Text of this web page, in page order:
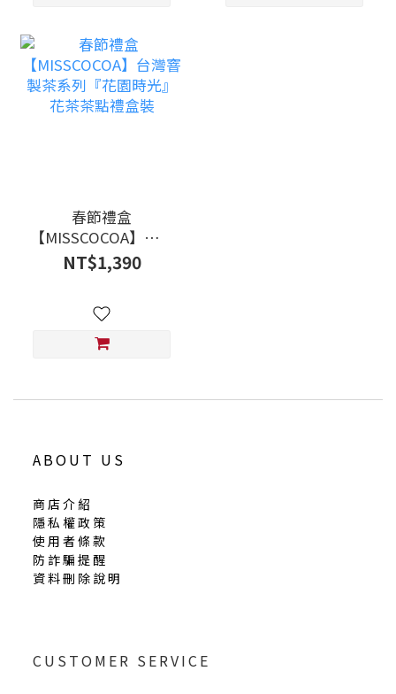
春節禮盒
【MISSCOCOA】台灣
窨製茶系列『花園時
光』花茶茶點禮盒裝
NT$1,390
ABOUT US
商店介紹
隱私權政策
使用者條款
防詐騙提醒
資料刪除說明
CUSTOMER SERVICE